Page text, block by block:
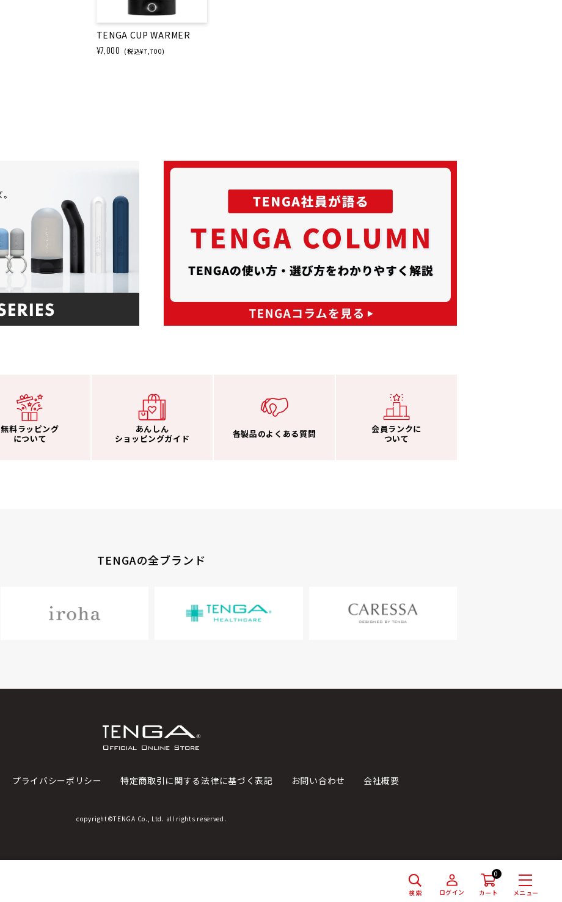
検索 ログイン
0
カート メニュー
TENGA CUP WARMER
¥7,000 (税込¥7,700)
無料ラッピング
について
あんしん
ショッピングガイド
各製品のよくある質問
会員ランクに
ついて
TENGAの全ブランド
プライバシーポリシー 特定商取引に関する法律に基づく表記 お問い合わせ 会社概要
copyright©TENGA Co., Ltd. all rights reserved.